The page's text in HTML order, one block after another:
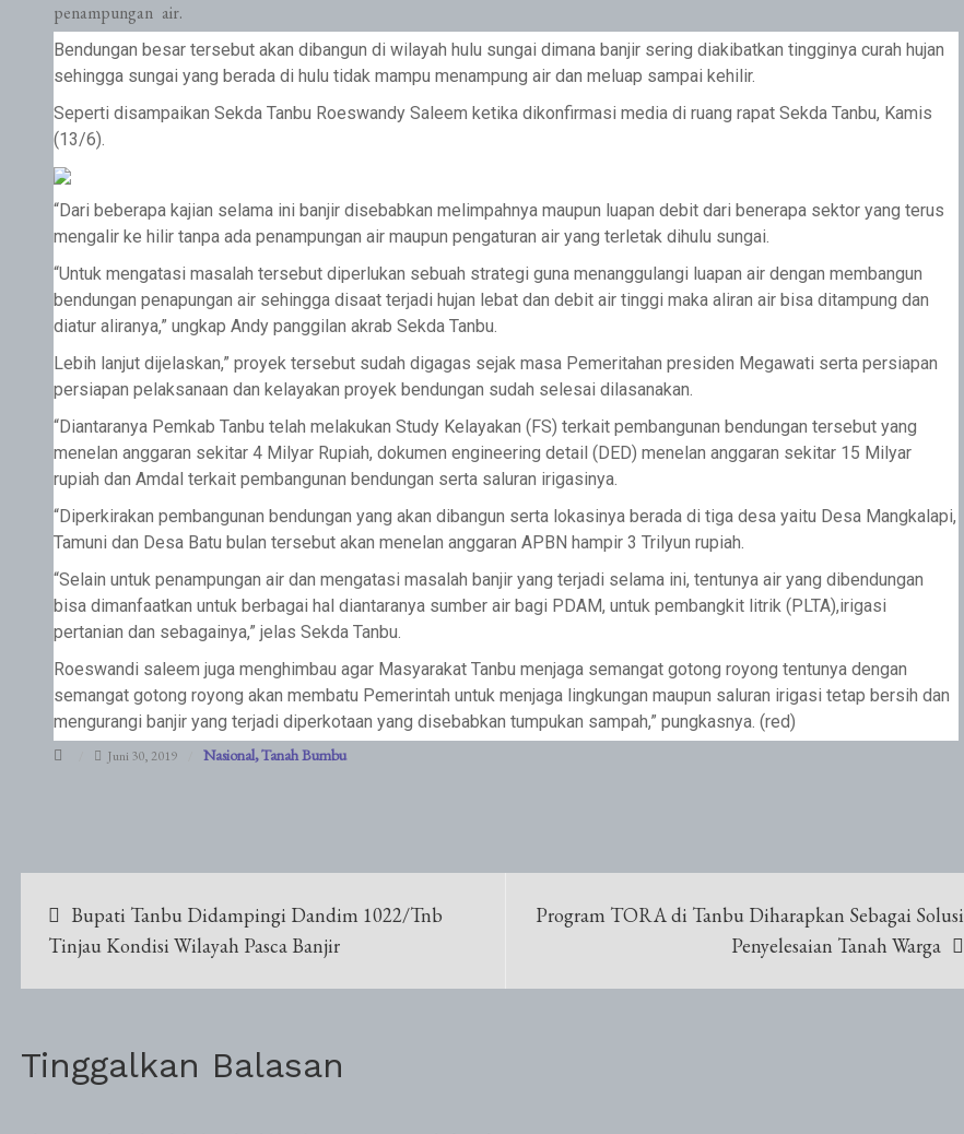
penampungan air.
Bendungan besar tersebut akan dibangun di wilayah hulu sungai dimana banjir sering diakibatkan tingginya curah hujan
sehingga sungai yang berada di hulu tidak mampu menampung air dan meluap sampai kehilir.
Seperti disampaikan Sekda Tanbu Roeswandy Saleem ketika dikonfirmasi media di ruang rapat Sekda Tanbu, Kamis
(13/6).
“Dari beberapa kajian selama ini banjir disebabkan melimpahnya maupun luapan debit dari benerapa sektor yang terus
mengalir ke hilir tanpa ada penampungan air maupun pengaturan air yang terletak dihulu sungai.
“Untuk mengatasi masalah tersebut diperlukan sebuah strategi guna menanggulangi luapan air dengan membangun
bendungan penapungan air sehingga disaat terjadi hujan lebat dan debit air tinggi maka aliran air bisa ditampung dan
diatur aliranya,” ungkap Andy panggilan akrab Sekda Tanbu.
Lebih lanjut dijelaskan,” proyek tersebut sudah digagas sejak masa Pemeritahan presiden Megawati serta persiapan
persiapan pelaksanaan dan kelayakan proyek bendungan sudah selesai dilasanakan.
“Diantaranya Pemkab Tanbu telah melakukan Study Kelayakan (FS) terkait pembangunan bendungan tersebut yang
menelan anggaran sekitar 4 Milyar Rupiah, dokumen engineering detail (DED) menelan anggaran sekitar 15 Milyar
rupiah dan Amdal terkait pembangunan bendungan serta saluran irigasinya.
“Diperkirakan pembangunan bendungan yang akan dibangun serta lokasinya berada di tiga desa yaitu Desa Mangkalapi,
Tamuni dan Desa Batu bulan tersebut akan menelan anggaran APBN hampir 3 Trilyun rupiah.
“Selain untuk penampungan air dan mengatasi masalah banjir yang terjadi selama ini, tentunya air yang dibendungan
bisa dimanfaatkan untuk berbagai hal diantaranya sumber air bagi PDAM, untuk pembangkit litrik (PLTA),irigasi
pertanian dan sebagainya,” jelas Sekda Tanbu.
Roeswandi saleem juga menghimbau agar Masyarakat Tanbu menjaga semangat gotong royong tentunya dengan
semangat gotong royong akan membatu Pemerintah untuk menjaga lingkungan maupun saluran irigasi tetap bersih dan
mengurangi banjir yang terjadi diperkotaan yang disebabkan tumpukan sampah,” pungkasnya. (red)
Juni 30, 2019 Nasional Tanah Bumbu
Navigasi
pos
Bupati Tanbu Didampingi Dandim 1022/Tnb
Tinjau Kondisi Wilayah Pasca Banjir
Program TORA di Tanbu Diharapkan Sebagai Solusi
Penyelesaian Tanah Warga
Tinggalkan Balasan